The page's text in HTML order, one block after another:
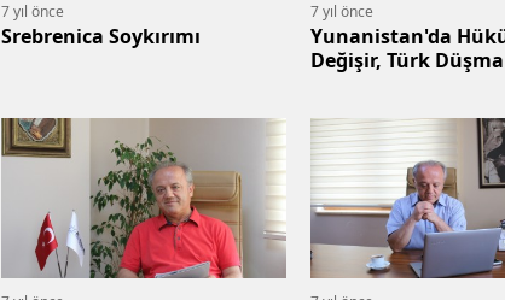
7 yıl önce
Srebrenica Soykırımı
7 yıl önce
Yunanistan'da
Değişir, Türk